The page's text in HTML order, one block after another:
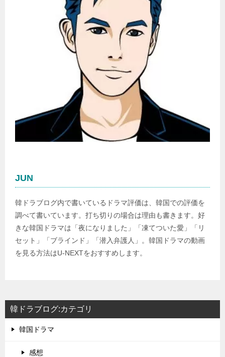
JUN
韓ドラブログ内で書いているドラマ評価は、韓国での評価を
調べて書いています。打ち切りの場合は理由も書きます。好
きな韓国ドラマは「夜になりました」「凍てついた愛」「リ
セット」「ブラインド」「潜入弁護人」。韓国ドラマの動画
を見る方法はU-NEXTをおすすめします。
韓ドラブログ:カテゴリ
韓国ドラマ
感想